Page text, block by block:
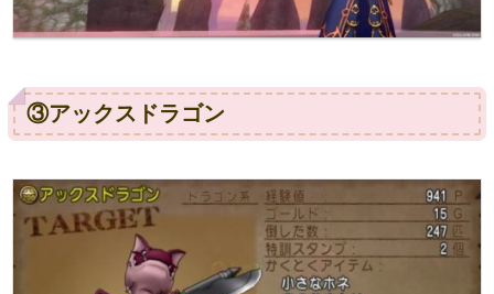
③アックスドラゴン